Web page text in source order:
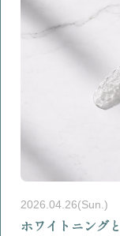
2026.04.26(Sun.)
ホワイトニング